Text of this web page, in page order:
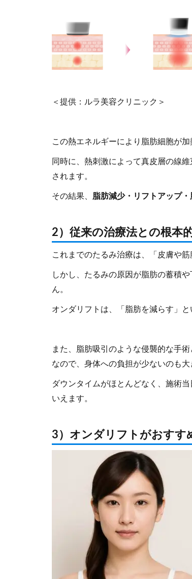
＜提供：ルラ美容クリニック＞
この熱エネルギーにより脂肪細胞が
同時に、熱刺激によって真皮層の線
されます。
その結果、 脂肪減少・リフトアップ
2）従来の治療法との根本
これまでのたるみ治療は、「皮膚や
しかし、たるみの原因が脂肪の蓄積
ん。
オンダリフトは、「脂肪を減らす」
また、脂肪吸引のような侵襲的な手
なので、身体への負担が少ないのも大
ダウンタイムがほとんどなく、施術
いえます。
3）オンダリフトがおすす